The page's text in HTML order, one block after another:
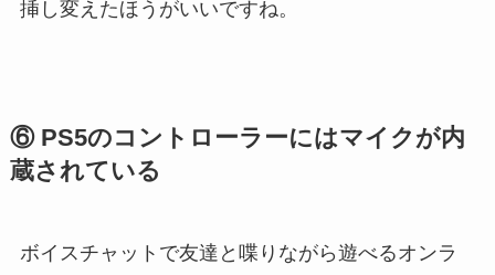
挿し変えたほうがいいですね。
⑥ PS5のコントローラーにはマイクが内
蔵されている
ボイスチャットで友達と喋りながら遊べるオンラ